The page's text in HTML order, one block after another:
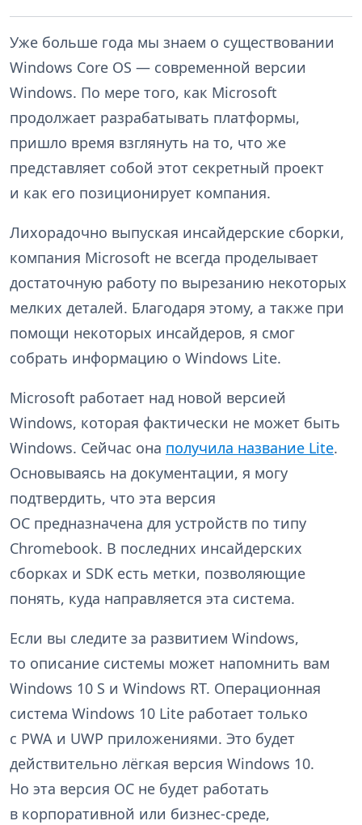
Уже больше года мы знаем о существовании
Windows Core OS — современной версии
Windows. По мере того, как Microsoft
продолжает разрабатывать платформы,
пришло время взглянуть на то, что же
представляет собой этот секретный проект
и как его позиционирует компания.
Лихорадочно выпуская инсайдерские сборки,
компания Microsoft не всегда проделывает
достаточную работу по вырезанию некоторых
мелких деталей. Благодаря этому, а также при
помощи некоторых инсайдеров, я смог
собрать информацию о Windows Lite.
Microsoft работает над новой версией
Windows, которая фактически не может быть
Windows. Сейчас она получила название Lite.
Основываясь на документации, я могу
подтвердить, что эта версия
ОС предназначена для устройств по типу
Chromebook. В последних инсайдерских
сборках и SDK есть метки, позволяющие
понять, куда направляется эта система.
Если вы следите за развитием Windows,
то описание системы может напомнить вам
Windows 10 S и Windows RT. Операционная
система Windows 10 Lite работает только
с PWA и UWP приложениями. Это будет
действительно лёгкая версия Windows 10.
Но эта версия ОС не будет работать
в корпоративной или бизнес-среде,